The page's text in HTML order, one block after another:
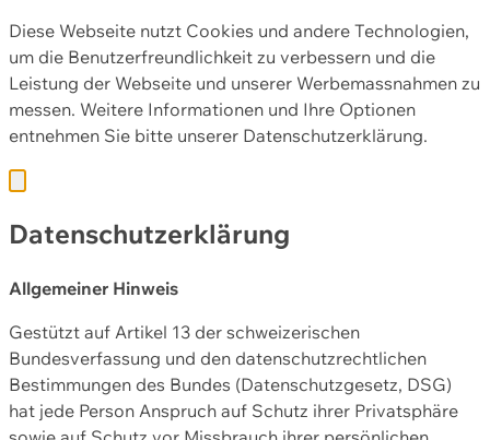
Diese Webseite nutzt Cookies und andere Technologien,
um die Benutzerfreundlichkeit zu verbessern und die
Leistung der Webseite und unserer Werbemassnahmen zu
messen. Weitere Informationen und Ihre Optionen
entnehmen Sie bitte unserer Datenschutzerklärung.
Datenschutzerklärung
Allgemeiner Hinweis
Gestützt auf Artikel 13 der schweizerischen
Bundesverfassung und den datenschutzrechtlichen
Bestimmungen des Bundes (Datenschutzgesetz, DSG)
hat jede Person Anspruch auf Schutz ihrer Privatsphäre